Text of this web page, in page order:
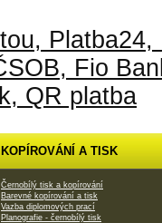
KOPÍROVÁNÍ A TISK
Černobílý tisk a kopírování
Barevné kopírování a tisk
Vazba diplomových prací
Planografie - černobílý tisk